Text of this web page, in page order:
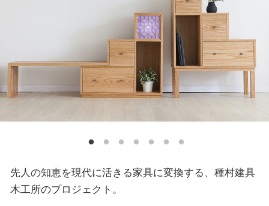
先人の知恵を現代に活きる家具に変換する、種村建具
木工所のプロジェクト。